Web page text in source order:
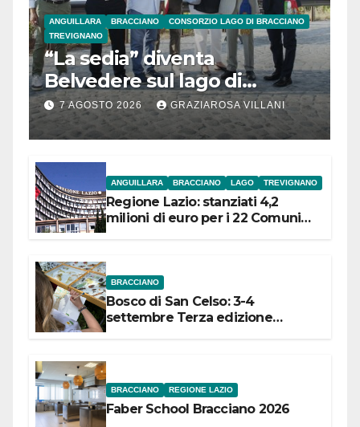
ANGUILLARA BRACCIANO
CONSORZIO LAGO DI BRACCIANO
TREVIGNANO
“La sedia” diventa
Belvedere sul lago di
Bracciano: ieri
l’inaugurazione
7 AGOSTO 2026 GRAZIAROSA VILLANI
ANGUILLARA BRACCIANO LAGO TREVIGNANO
Regione Lazio: stanziati 4,2
milioni di euro per i 22 Comuni
BRACCIANO
Bosco di San Celso: 3-4
settembre Terza edizione
BRACCIANO REGIONE LAZIO
Faber School Bracciano 2026